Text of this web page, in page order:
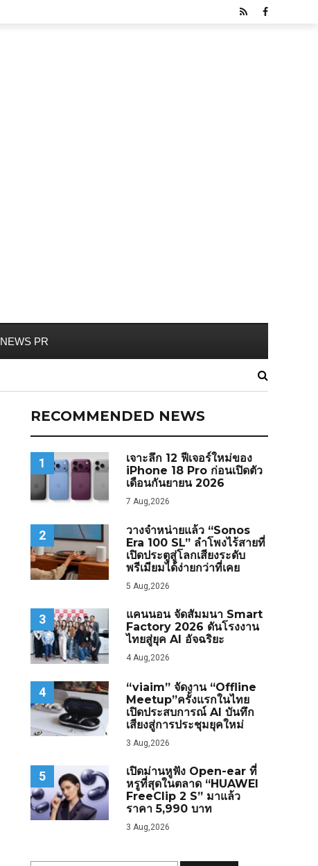
NEWS PR
RECOMMENDED NEWS
1
เจาะลึก 12 ฟีเจอร์ใหม่ของ
iPhone 18 Pro ก่อนเปิดตัว
เดือนกันยายน 2026
7 Aug,2026
2
วางจำหน่ายแล้ว “Sonos
Era 100 SL” ลำโพงไร้สายที่
เปิดประตูสู่โลกเสียงระดับ
พรีเมียมได้ง่ายกว่าที่เคย
5 Aug,2026
3
แคนนอน จัดสัมมนา Smart
Factory 2026 ดันโรงงาน
ไทยสู่ยุค AI อัจฉริยะ
4 Aug,2026
4
“viaim” จัดงาน “Offline
Meetup”ครั้งแรกในไทย
เปิดประสบการณ์ AI บันทึก
เสียงสู่การประชุมยุคใหม่
3 Aug,2026
5
เปิดม่านหูฟัง Open-ear ที่
หรูที่สุดในตลาด “HUAWEI
FreeClip 2 S” มาแล้ว
ราคา 5,990 บาท
3 Aug,2026